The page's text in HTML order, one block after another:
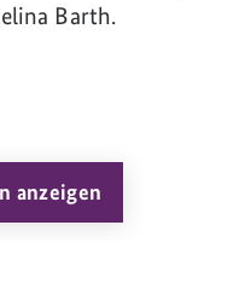
Barth.
anzeigen